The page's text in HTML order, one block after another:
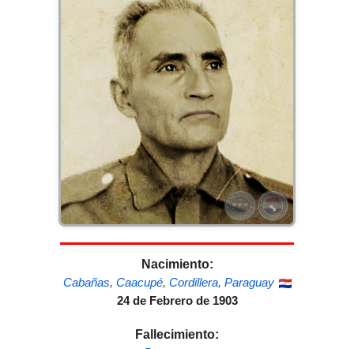
Nacimiento:
Cabañas, Caacupé, Cordillera, Paraguay
24 de Febrero de 1903
Fallecimiento: